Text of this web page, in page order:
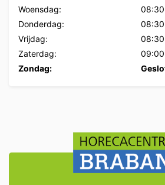
Woensdag:
08:30
Donderdag:
08:30
Vrijdag:
08:30
Zaterdag:
09:00
Zondag: